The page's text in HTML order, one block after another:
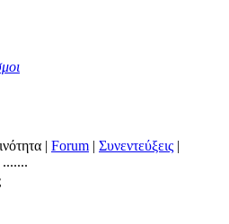
| Forum | Συνεντεύξεις |
.......